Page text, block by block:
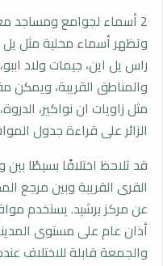
2 أسماء لجوامع
وتظهر أسماء محلية مثل يل
راس يل اين، جيمات ولاد
والمناطق القريبة، ويمكن
مثل زاويات ان نواكير،
الزائر على قراءة جدول
قد تلاحظ اختلافًا بسيطًا
القرى القريبة وبين مرجع
عن مركز برشيد. يستخدم
أذان عام على مستوى
والجمعة قابلة للاختلاف